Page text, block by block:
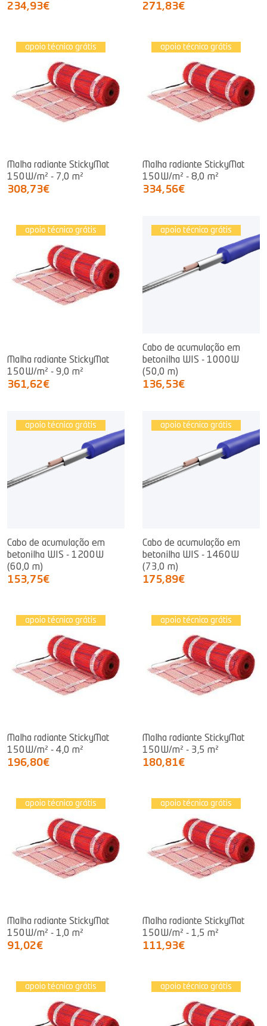
234,93€ 271,83€
apoio técnico grátis
Malha radiante StickyMat
150W/m² - 7,0 m²
308,73€
apoio técnico grátis
Malha radiante StickyMat
150W/m² - 8,0 m²
334,56€
apoio técnico grátis
Malha radiante StickyMat
150W/m² - 9,0 m²
361,62€
apoio técnico grátis
Cabo de acumulação em
betonilha WIS - 1000W
(50,0 m)
136,53€
apoio técnico grátis
Cabo de acumulação em
betonilha WIS - 1200W
(60,0 m)
153,75€
apoio técnico grátis
Cabo de acumulação em
betonilha WIS - 1460W
(73,0 m)
175,89€
apoio técnico grátis
Malha radiante StickyMat
150W/m² - 4,0 m²
196,80€
apoio técnico grátis
Malha radiante StickyMat
150W/m² - 3,5 m²
180,81€
apoio técnico grátis
Malha radiante StickyMat
150W/m² - 1,0 m²
91,02€
apoio técnico grátis
Malha radiante StickyMat
150W/m² - 1,5 m²
111,93€
apoio técnico grátis apoio técnico grátis